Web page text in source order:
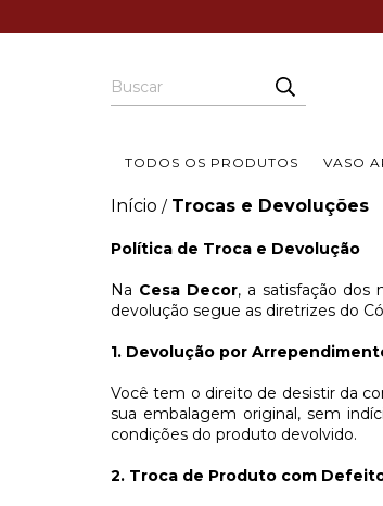
TODOS OS PRODUTOS VASO
Início / Trocas e Devoluções
Política de Troca e Devolução
Na Cesa Decor, a satisfação dos
devolução segue as diretrizes do
1. Devolução por
Você tem o direito de desistir da
sua embalagem original, sem
condições do produto devolvido.
2. Troca de Produto com